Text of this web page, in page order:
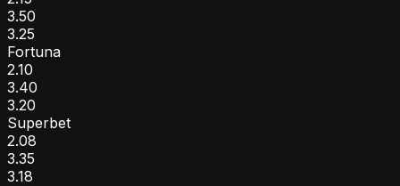
3.50
3.25
Fortuna
2.10
3.40
3.20
Superbet
2.08
3.35
3.18